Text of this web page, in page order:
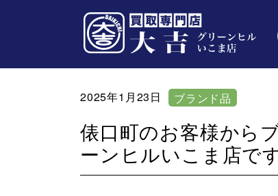
2025年1月23日 ブランド品
俵口町のお客様から
ーンヒルいこま店で